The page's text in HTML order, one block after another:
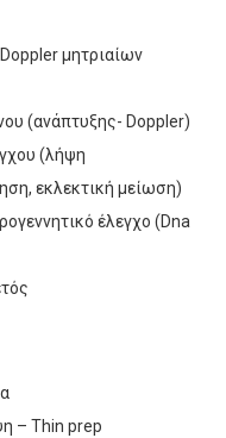
μητριαίων
(ανάπτυξης- Doppler)
(λήψη
εκλεκτική μείωση)
έλεγχο (Dna
– Thin prep